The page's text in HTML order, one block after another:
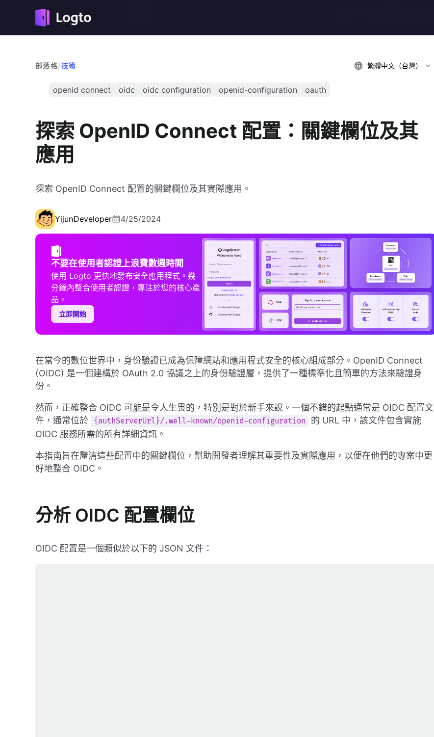
部落格/技術 繁體中文（台灣）
openid connect oidc oidc configuration openid-configuration oauth
探索 OpenID Connect 配置：關鍵欄位及其
應用
探索 OpenID Connect 配置的關鍵欄位及其實際應用。
YijunDeveloper 4/25/2024
不要在使用者認證上浪費數週時間
使用 Logto 更快地發布安全應用程式。幾
分鐘內整合使用者認證，專注於您的核心產
品。
立即開始
在當今的數位世界中，身份驗證已成為保障網站和應用程式安全的核心組成部分。OpenID Connect
(OIDC) 是一個建構於 OAuth 2.0 協議之上的身份驗證層，提供了一種標準化且簡單的方法來驗證身
份。
然而，正確整合 OIDC 可能是令人生畏的，特別是對於新手來說。一個不錯的起點通常是 OIDC 配置文
件，通常位於
{authServerUrl}/.well-known/openid-configuration
的 URL 中，該文件包含實施
OIDC 服務所需的所有詳細資訊。
本指南旨在釐清這些配置中的關鍵欄位，幫助開發者理解其重要性及實際應用，以便在他們的專案中更
好地整合 OIDC。
分析 OIDC 配置欄位
OIDC 配置是一個類似於以下的 JSON 文件：